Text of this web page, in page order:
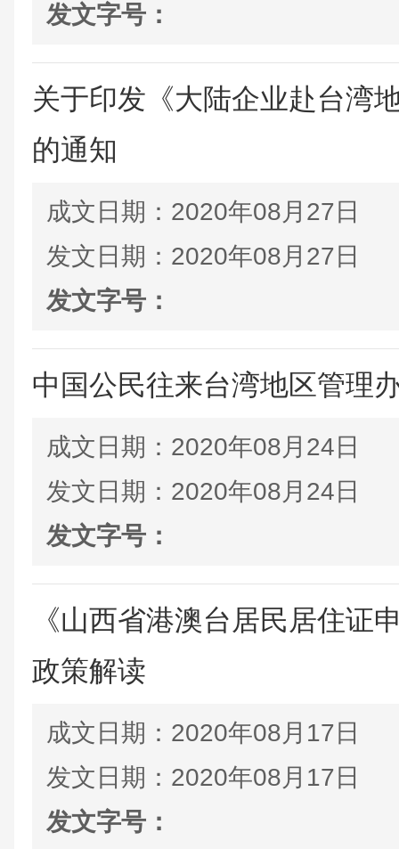
发文字号：
关于印发《大陆企业赴台湾
的通知
成文日期： 2020年08月27日
发文日期： 2020年08月27日
发文字号：
中国公民往来台湾地区管理
成文日期： 2020年08月24日
发文日期： 2020年08月24日
发文字号：
《山西省港澳台居民居住证
政策解读
成文日期： 2020年08月17日
发文日期： 2020年08月17日
发文字号：